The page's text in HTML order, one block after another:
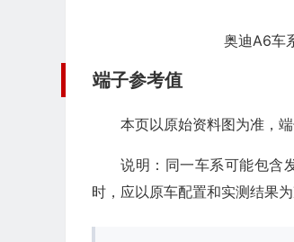
奥迪A6车
端子参考值
本页以原始资料图为准，
说明：同一车系可能包含
时，应以原车配置和实测结果为